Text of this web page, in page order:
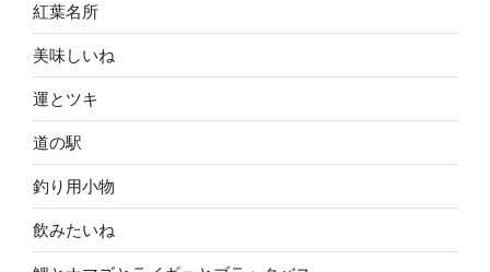
紅葉名所
美味しいね
運とツキ
道の駅
釣り用小物
飲みたいね